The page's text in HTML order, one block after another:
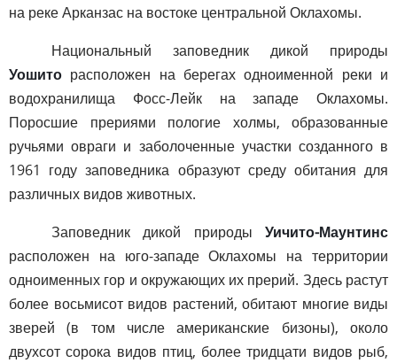
на реке Арканзас на востоке центральной Оклахомы.
Национальный заповедник дикой природы
Уошито расположен на берегах одноименной реки и
водохранилища Фосс-Лейк на западе Оклахомы.
Поросшие прериями пологие холмы, образованные
ручьями овраги и заболоченные участки созданного в
1961 году заповедника образуют среду обитания для
различных видов животных.
Заповедник дикой природы Уичито-Маунтинс
расположен на юго-западе Оклахомы на территории
одноименных гор и окружающих их прерий. Здесь растут
более восьмисот видов растений, обитают многие виды
зверей (в том числе американские бизоны), около
двухсот сорока видов птиц, более тридцати видов рыб,